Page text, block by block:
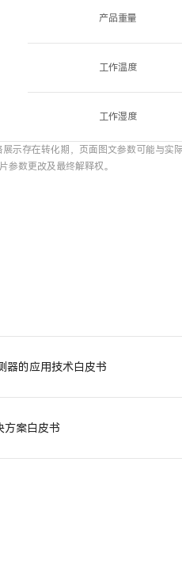
产品重量
工作温度
工作湿度
示存在转化期，页面图文参数可能与
参数更改及最终解释权。
器的应用技术白皮书
方案白皮书